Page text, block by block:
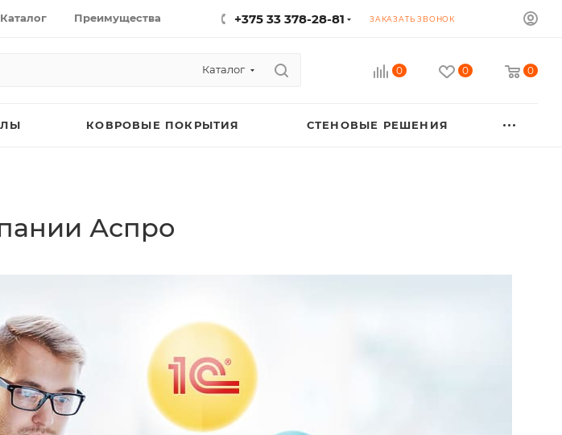
Каталог Преимущества +375 33 378-28-81 ЗАКАЗАТЬ ЗВОНОК
Каталог 0 0 0
КОВРОВЫЕ ПОКРЫТИЯ СТЕНОВЫЕ РЕШЕНИЯ
Аспро